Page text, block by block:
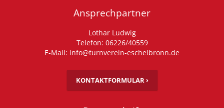
Ansprechpartner
Lothar Ludwig
Telefon: 06226/40559
E-Mail: info@turnverein-eschelbronn.de
KONTAKTFORMULAR ›